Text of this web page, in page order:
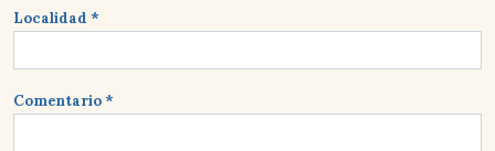
Localidad *
Comentario *